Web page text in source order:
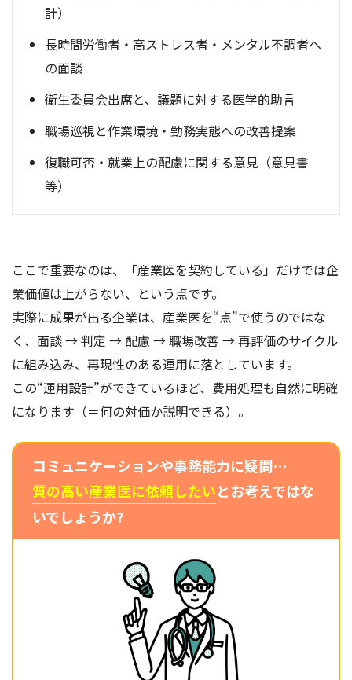
計）
長時間労働者・高ストレス者・メンタル不調者へ
の面談
衛生委員会出席と、議題に対する医学的助言
職場巡視と作業環境・勤務実態への改善提案
復職可否・就業上の配慮に関する意見（意見書
等）
ここで重要なのは、「産業医を契約している」だけでは企
業価値は上がらない、という点です。
実際に成果が出る企業は、産業医を“点”で使うのではな
く、面談 → 判定 → 配慮 → 職場改善 → 再評価のサイクル
に組み込み、再現性のある運用に落としています。
この“運用設計”ができているほど、費用処理も自然に明確
になります（＝何の対価か説明できる）。
コミュニケーションや事務能力に疑問…
質の高い産業医に依頼したいとお考えではな
いでしょうか?